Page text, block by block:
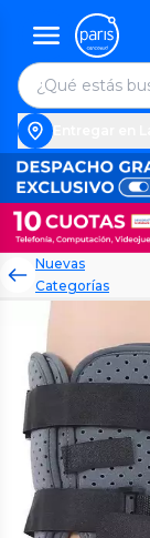
Nuevas
Categorías